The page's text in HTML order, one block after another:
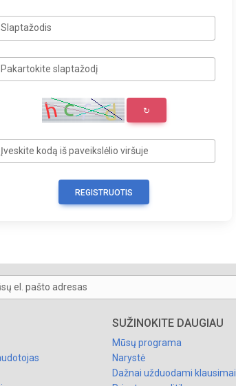
Slaptažodis
Pakartokite slaptažodį
↻
Įveskite kodą iš paveikslėlio viršuje
el. pašto adresas
SUŽINOKITE DAUGIAU
Mūsų programa
Narystė
Dažnai užduodami klausimai